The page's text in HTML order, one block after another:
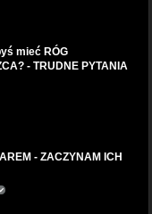
mieć RÓG
- TRUDNE PYTANIA
- ZACZYNAM ICH